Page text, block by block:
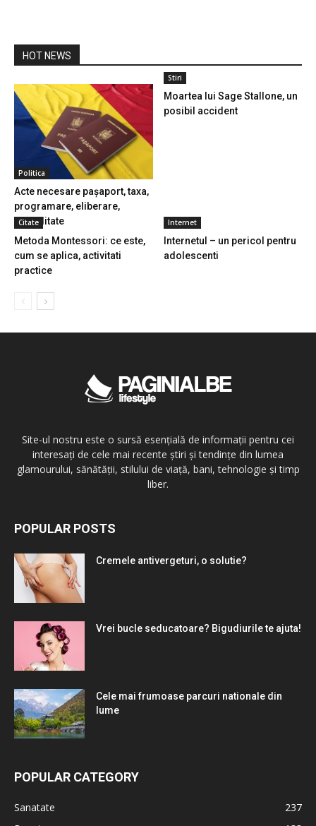
HOT NEWS
Politica
Acte necesare pașaport, taxa,
programare, eliberare,
valabilitate
Stiri
Moartea lui Sage Stallone, un
posibil accident
Citate
Metoda Montessori: ce este,
cum se aplica, activitati
practice
Internet
Internetul – un pericol pentru
adolescenti
Site-ul nostru este o sursă esențială de informații pentru cei
interesați de cele mai recente știri și tendințe din lumea
glamourului, sănătății, stilului de viață, bani, tehnologie și timp
liber.
POPULAR POSTS
Cremele antivergeturi, o solutie?
Vrei bucle seducatoare? Bigudiurile te ajuta!
Cele mai frumoase parcuri nationale din
lume
POPULAR CATEGORY
Sanatate
237